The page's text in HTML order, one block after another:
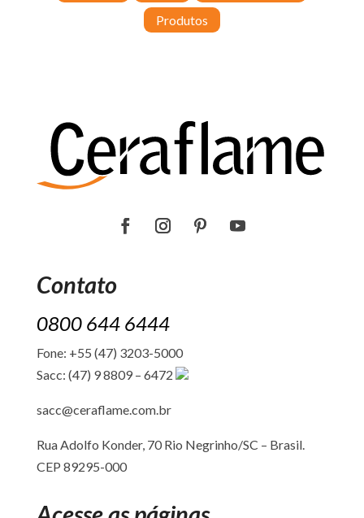
Produtos
Contato
0800 644 6444
Fone: +55 (47) 3203-5000
Sacc: (47) 9 8809 – 6472
sacc@ceraflame.com.br
Rua Adolfo Konder, 70 Rio Negrinho/SC – Brasil.
CEP 89295-000